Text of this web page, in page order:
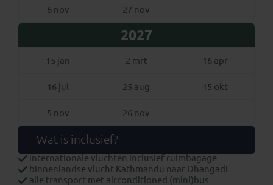
6 nov 27 nov
2027
15 jan 2 mrt 16 apr
16 jul 25 aug 15 okt
5 nov 26 nov
Wat is inclusief?
internationale vluchten inclusief ruimbagage
binnenlandse vlucht Kathmandu naar Dhangadi
alle transport met airconditioned (mini)bus